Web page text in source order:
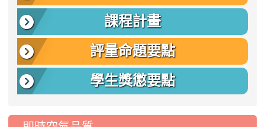
課程計畫
評量命題要點
學生獎懲要點